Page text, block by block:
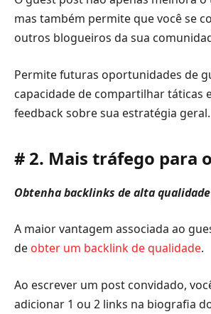
mas também permite que você se
outros blogueiros da sua
Permite futuras oportunidades de
capacidade de compartilhar táticas
feedback sobre sua estratégia geral.
# 2. Mais tráfego para
Obtenha backlinks de alta
A maior vantagem associada ao
de obter um backlink de qualidade.
Ao escrever um post convidado,
adicionar 1 ou 2 links na biografia